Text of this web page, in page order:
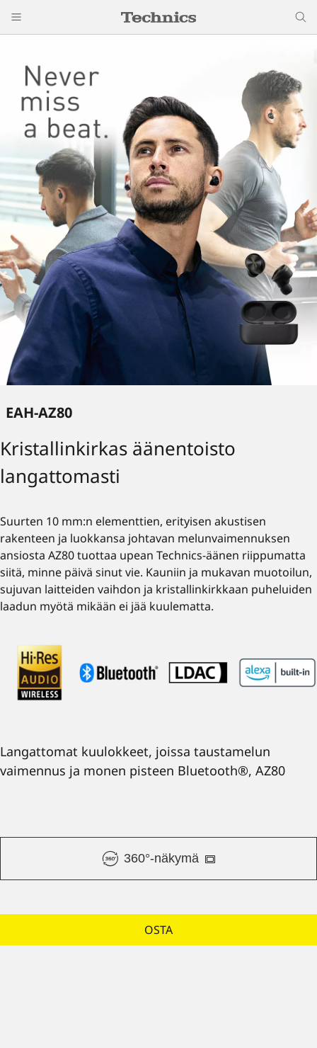
Langattomat kuulokkeet, joissa taustamelun
vaimennus ja monen pisteen Bluetooth®, AZ80
360°-näkymä
OSTA
EAH-AZ80
Kristallinkirkas äänentoisto
langattomasti
Suurten 10 mm:n elementtien, erityisen akustisen
rakenteen ja luokkansa johtavan melunvaimennuksen
ansiosta AZ80 tuottaa upean Technics-äänen riippumatta
siitä, minne päivä sinut vie. Kauniin ja mukavan muotoilun,
sujuvan laitteiden vaihdon ja kristallinkirkkaan puheluiden
laadun myötä mikään ei jää kuulematta.